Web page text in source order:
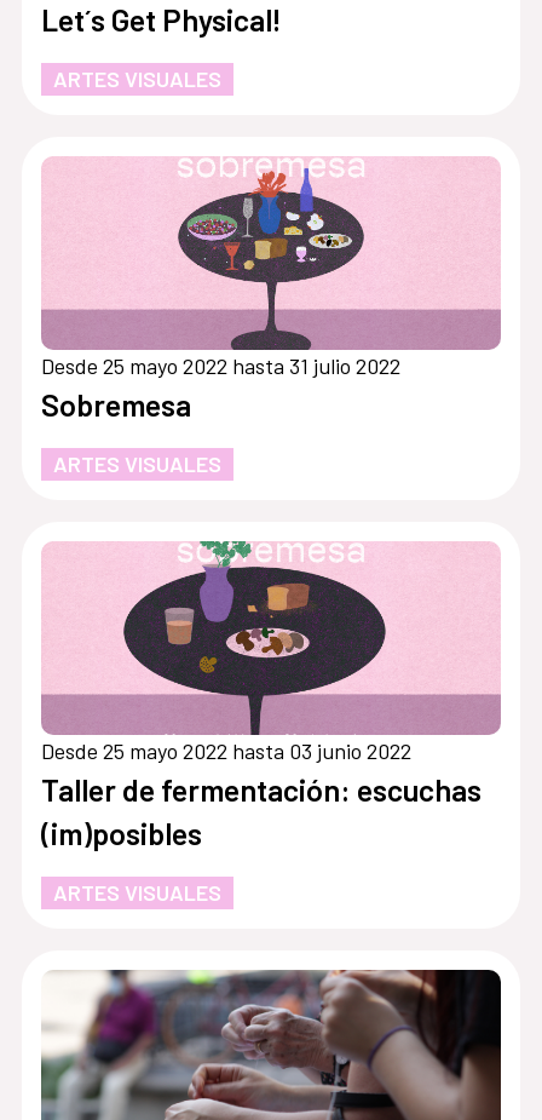
Let´s Get Physical!
ARTES VISUALES
Desde 25 mayo 2022 hasta 31 julio 2022
Sobremesa
ARTES VISUALES
Desde 25 mayo 2022 hasta 03 junio 2022
Taller de fermentación: escuchas
(im)posibles
ARTES VISUALES